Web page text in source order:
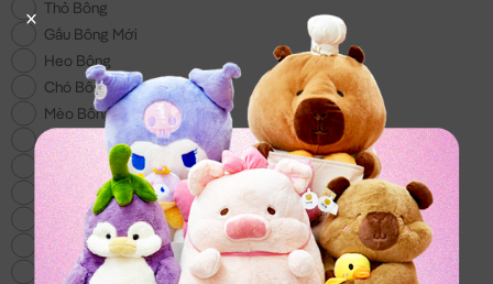
Thỏ Bông
Gấu Bông Mới
Heo Bông
Chó Bông
Mèo Bông
Gấu Bông Size Lớn
Gấu Bông 100k
Gấu Bông Áo Len
Chuột Bông Capybara
Gấu Bông Noel
Gấu Bông tặng Bé Gái